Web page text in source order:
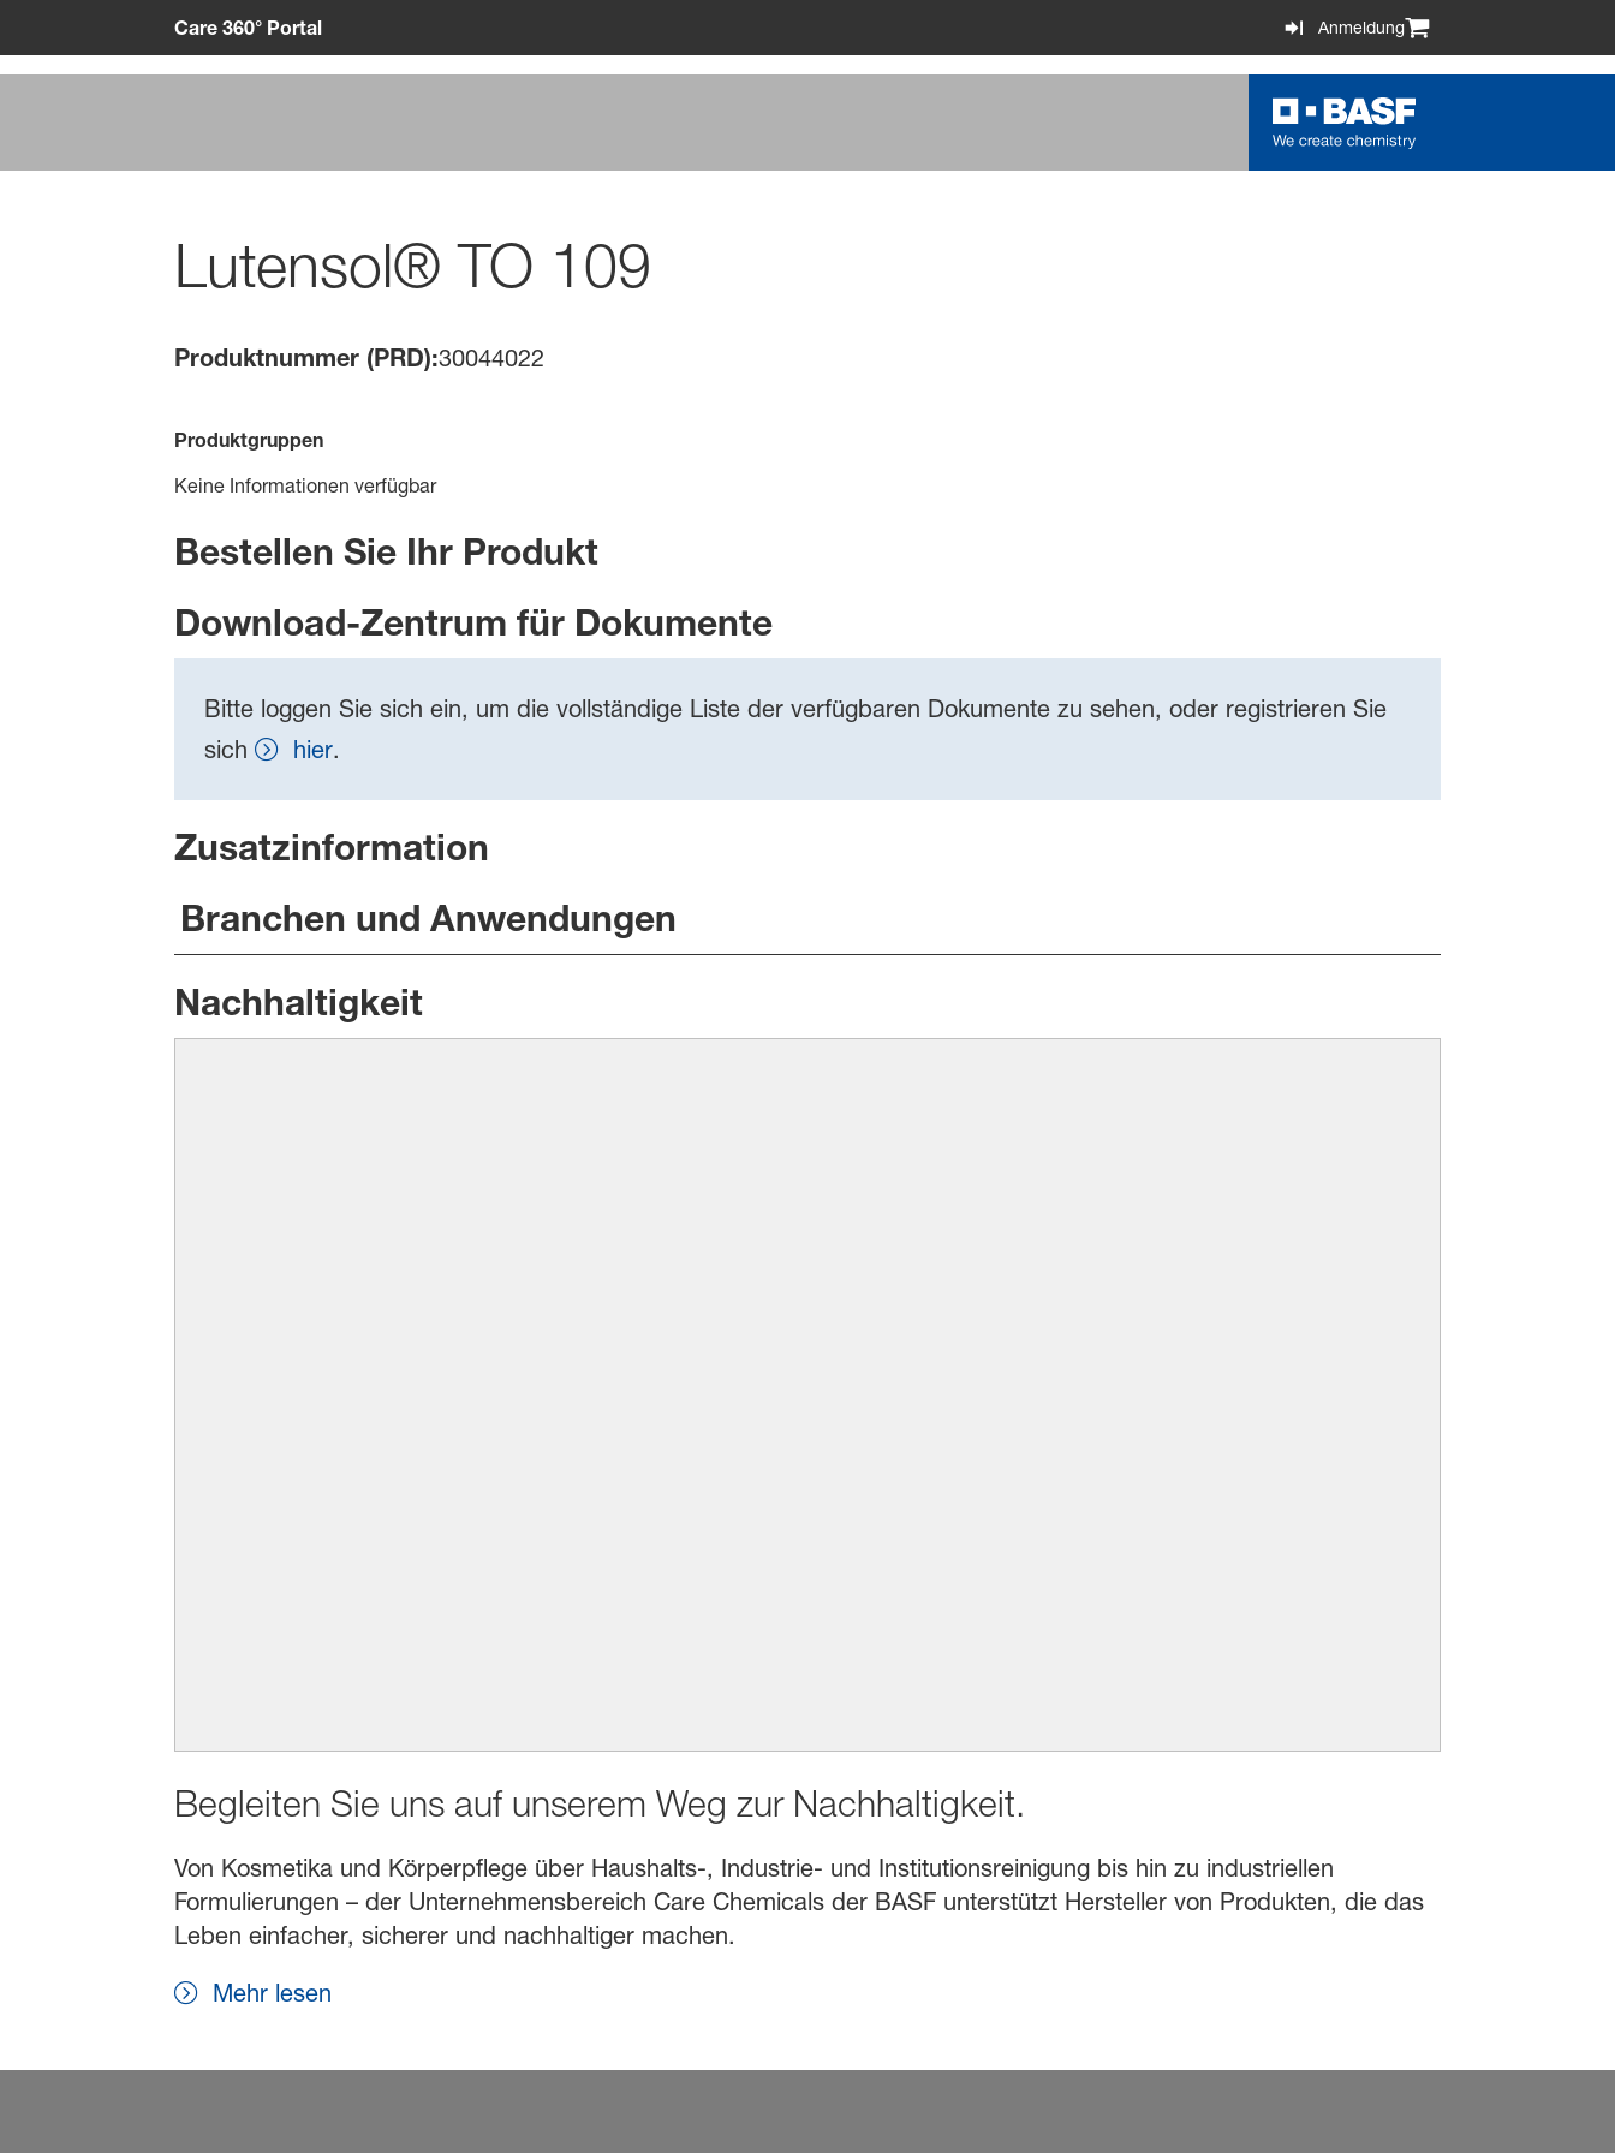
Care 360° Portal Anmeldung
Lutensol® TO 109
Produktnummer (PRD):30044022
Produktgruppen
Keine Informationen verfügbar
Bestellen Sie Ihr Produkt
Download-Zentrum für Dokumente
Bitte loggen Sie sich ein, um die vollständige Liste der verfügbaren Dokumente zu sehen, oder registrieren Sie
sich
hier.
Zusatzinformation
Branchen und Anwendungen
Nachhaltigkeit
Begleiten Sie uns auf unserem Weg zur Nachhaltigkeit.
Von Kosmetika und Körperpflege über Haushalts-, Industrie- und Institutionsreinigung bis hin zu industriellen
Formulierungen – der Unternehmensbereich Care Chemicals der BASF unterstützt Hersteller von Produkten, die das
Leben einfacher, sicherer und nachhaltiger machen.
Mehr lesen